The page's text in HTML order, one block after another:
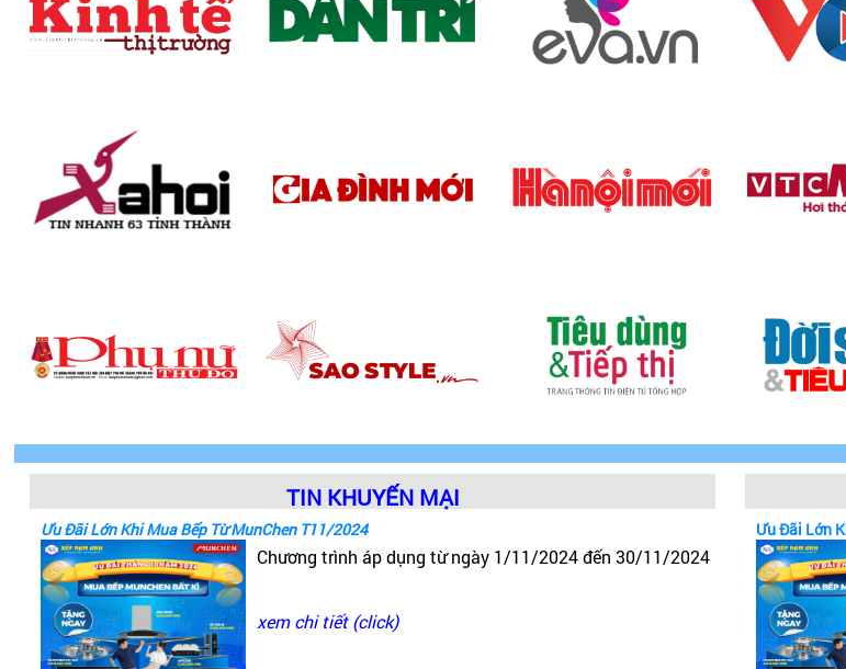
TIN KHUYẾN MẠI
Ưu Đãi Lớn Khi Mua Bếp Từ MunChen T11/2024
Chương trình áp dụng từ ngày 1/11/2024 đến 30/11/2024
xem chi tiết (click)
Ưu Đãi Lớn